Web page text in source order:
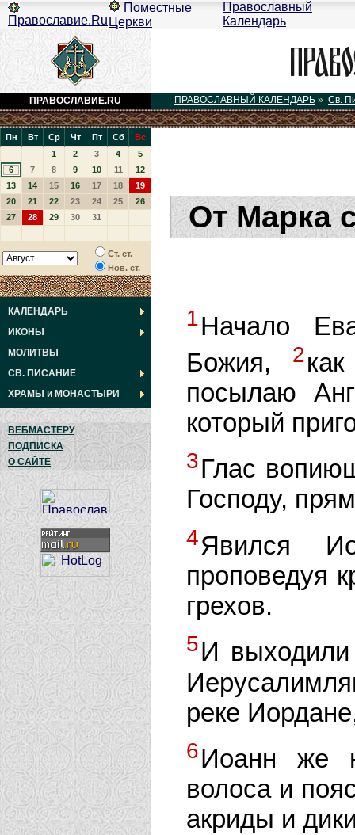
Православие.Ru
Поместные
Церкви
Православный
Календарь
ПРАВОСЛАВИЕ.RU ПРАВОСЛАВНЫЙ КАЛЕНДАРЬ » Св.
Пн Вт Ср Чт Пт Сб
Вс
1
2 3 4
5
6
7 8 9 10 11
12
13
14 15 16 17 18
19
20
21 22 23 24 25
26
27
28 29 30 31
Ст. ст.
Нов. ст.
КАЛЕНДАРЬ
ИКОНЫ
МОЛИТВЫ
СВ. ПИСАНИЕ
ХРАМЫ и МОНАСТЫРИ
ВЕБМАСТЕРУ
ПОДПИСКА
О САЙТЕ
От Марка
1Начало
Божия,
2
посылаю
который
3Глас
Господу,
4Явился
проповедуя
грехов.
5И
реке
6Иоанн же
волоса и
акриды и